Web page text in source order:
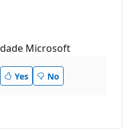
Microsoft
Yes No